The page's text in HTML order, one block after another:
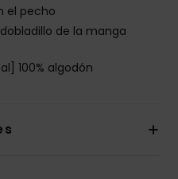
el pecho
de la manga
100% algodón